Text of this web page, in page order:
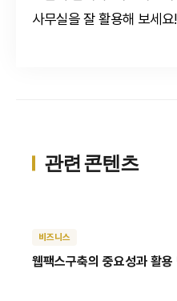
사무실을 잘 활용해 보세요!
관련 콘텐츠
비즈니스
웹팩스구축의 중요성과 활용